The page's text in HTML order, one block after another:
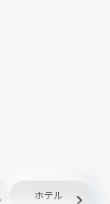
ホテル